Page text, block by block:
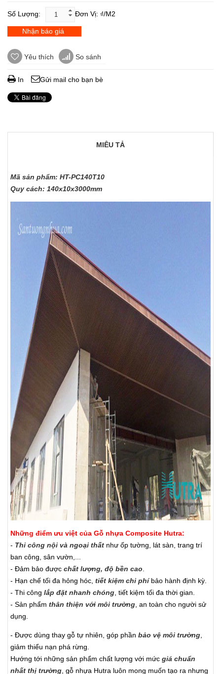
Số Lượng: Đơn Vị: ₫/m2
Nhận báo giá
Yêu thích So sánh
In Gửi mail cho bạn bè
MIÊU TẢ
Mã sản phẩm: HT-PC140T10
Quy cách: 140x10x3000mm
Những điểm ưu việt của Gỗ nhựa Composite Hutra:
- Thi công nội và ngoại thất như ốp tường, lát sàn, trang trí
ban công, sân vườn,...
- Đảm bảo được chất lượng, độ bền cao
- Hạn chế tối đa hỏng hóc, tiết kiệm chi phíbảo hành định kỳ.
- Thi công lắp đặt nhanh chóng , tiết kiệm tối đa thời gian.
- Sản phẩm thân thiện với môi trường , an toàn cho người sử
dụng.
- Được dùng thay gỗ tự nhiên, góp phần bảo vệ môi trường
giảm thiểu nạn phá rừng.
Hướng tới những sản phẩm chất lượng với mức giá chuẩn
nhất thị trường , gỗ nhựa Hutra luôn mong muốn tạo ra nhưng